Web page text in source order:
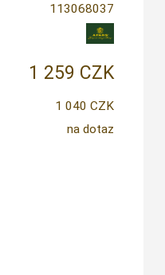
113068037
1 259 CZK
1 040 CZK
na dotaz